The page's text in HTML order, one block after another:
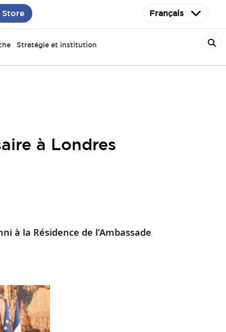
Store Français
Stratégie et institution
à Londres
à la Résidence de l’Ambassade